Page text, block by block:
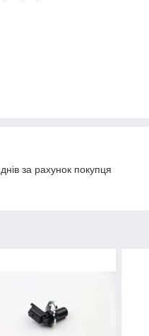
за рахунок покупця